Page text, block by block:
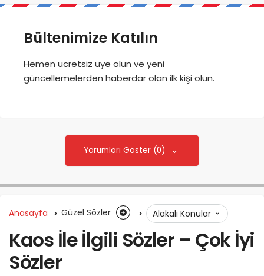
Bültenimize Katılın
Hemen ücretsiz üye olun ve yeni
güncellemelerden haberdar olan ilk kişi olun.
Yorumları Göster (0)
Anasayfa Güzel Sözler Alakalı Konular
Kaos İle İlgili Sözler – Çok İyi
Sözler